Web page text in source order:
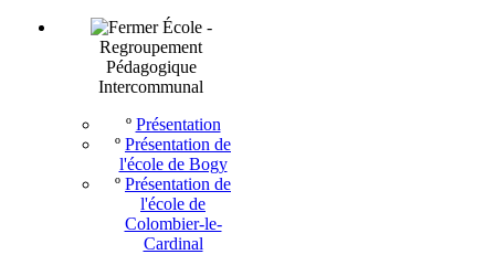
École -
Regroupement
Pédagogique
Intercommunal
º Présentation
º Présentation de
l'école de Bogy
º Présentation de
l'école de
Colombier-le-
Cardinal